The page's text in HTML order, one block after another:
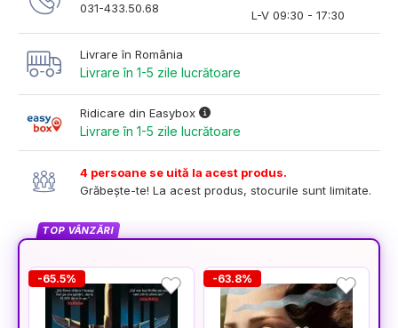
031-433.50.68
L-V 09:30 - 17:30
Livrare în România
Livrare în 1-5 zile lucrătoare
Ridicare din Easybox
Livrare în 1-5 zile lucrătoare
4 persoane se uită la acest produs.
Grăbește-te! La acest produs, stocurile sunt limitate.
TOP VÂNZĂRI
-65.5% -63.8%